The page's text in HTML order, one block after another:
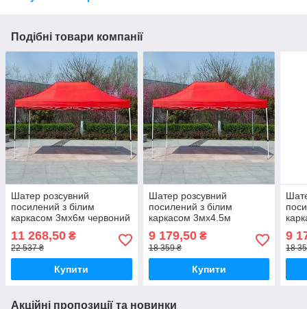
Подібні товари компанії
Шатер розсувний
посилений з білим
каркасом 3мх6м червоний
11 268,50 ₴
22 537 ₴
Купити
Шатер розсувний
посилений з білим
каркасом 3мх4.5м
9 179,50₴
18 359 ₴
Купити
9
18
Акційні пропозиції та новинки